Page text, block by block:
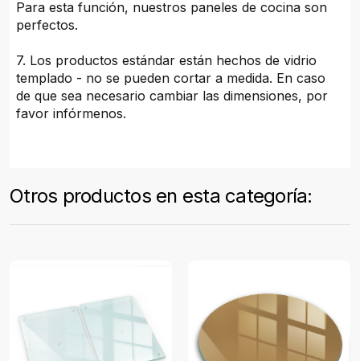
Para esta función, nuestros paneles de cocina son
perfectos.
7. Los productos estándar están hechos de vidrio
templado - no se pueden cortar a medida. En caso
de que sea necesario cambiar las dimensiones, por
favor infórmenos.
Otros productos en esta categoría: